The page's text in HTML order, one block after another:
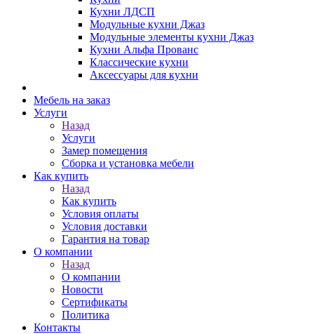
Кухни ЛДСП
Модульные кухни Джаз
Модульные элементы кухни Джаз
Кухни Альфа Прованс
Классические кухни
Аксессуары для кухни
Мебель на заказ
Услуги
Назад
Услуги
Замер помещения
Сборка и установка мебели
Как купить
Назад
Как купить
Условия оплаты
Условия доставки
Гарантия на товар
О компании
Назад
О компании
Новости
Сертификаты
Политика
Контакты